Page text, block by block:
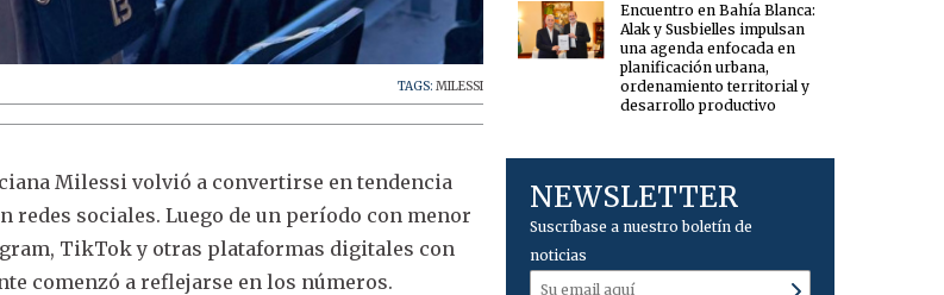
TAGS:MILESSI
Milessi volvió a convertirse en tendencia
redes sociales. Luego de un período con menor
TikTok y otras plataformas digitales con
comenzó a reflejarse en los números.
Encuentro en Bahía Blanca:
Alak y Susbielles impulsan
una agenda enfocada en
planificación urbana,
ordenamiento territorial y
desarrollo productivo
NEWSLETTER
Suscríbase a nuestro boletín de
noticias